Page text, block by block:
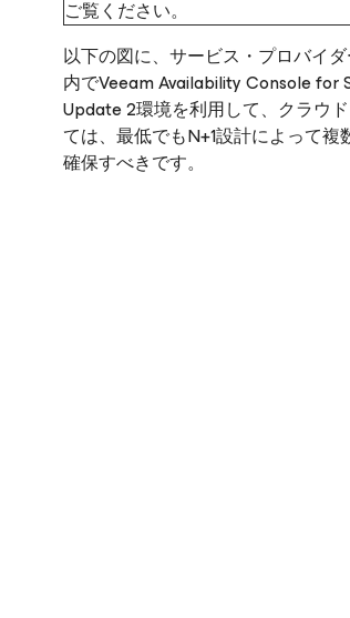
ご覧ください。
以下の図に、サービス・プロバイ
内でVeeam Availability Consolefor
Update 2環境を利用して、クラウ
ては、最低でもN+1設計によって
確保すべきです。